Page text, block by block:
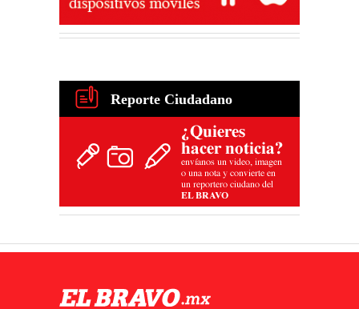
Reporte Ciudadano